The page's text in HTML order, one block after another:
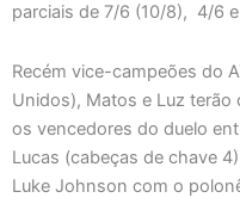
parciais de 7/6 (10/8), 4/6 e
Recém vice-campeões do
Unidos), Matos e Luz
os vencedores do duelo
Lucas (cabeças de chave
Luke Johnson com o